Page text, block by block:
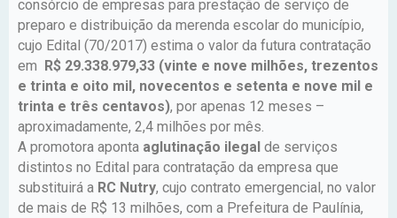
consórcio de empresas para prestação de serviço de
preparo e distribuição da merenda escolar do município,
cujo Edital (70/2017) estima o valor da futura contratação
em R$ 29.338.979,33 (vinte e nove milhões, trezentos
e trinta e oito mil, novecentos e setenta e nove mil e
trinta e três centavos), por apenas 12 meses –
aproximadamente, 2,4 milhões por mês.
A promotora aponta aglutinação ilegal de serviços
distintos no Edital para contratação da empresa que
substituirá a RC Nutry, cujo contrato emergencial, no valor
de mais de R$ 13 milhões, com a Prefeitura de Paulínia,